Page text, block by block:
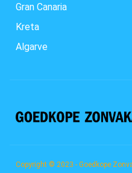
Gran Canaria
Kreta
Algarve
Copyright © 2023 - Goedkope